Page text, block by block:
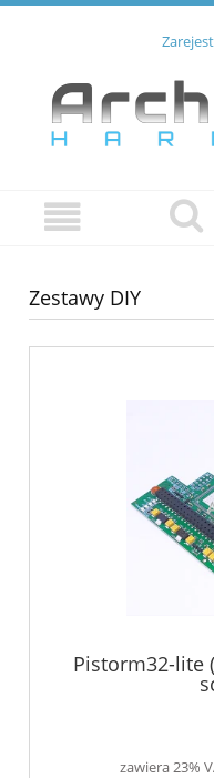
Zestawy DIY
Pistorm32-lite
zawiera 23%